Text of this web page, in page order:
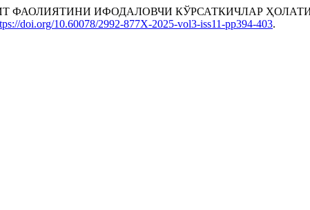
ФАОЛИЯТИНИ ИФОДАЛОВЧИ КЎРСАТКИЧЛАР
doi.org/10.60078/2992-877X-2025-vol3-iss11-pp394-403.